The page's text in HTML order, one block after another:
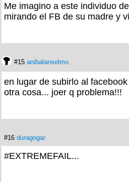
Me imagino a este individuo
mirando el FB de su madre y
#15 anibalanselmo
en lugar de subirlo al
otra cosa... joer q problema!!!
#16 duragogar
#EXTREMEFAIL...